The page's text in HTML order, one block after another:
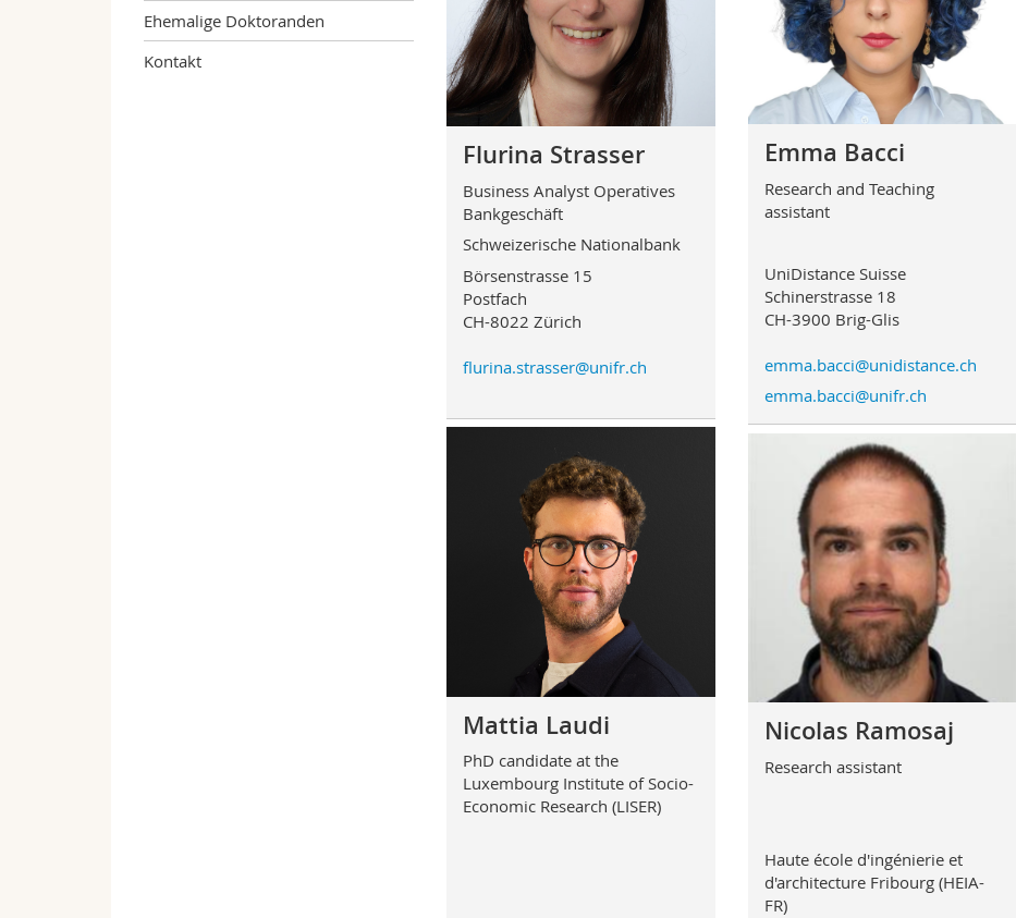
Ehemalige Doktoranden
Kontakt
Flurina Strasser
Business Analyst Operatives
Bankgeschäft
Schweizerische Nationalbank
Börsenstrasse 15
Postfach
CH-8022 Zürich
flurina.strasser@unifr.ch
Mattia Laudi
PhD candidate at the
Luxembourg Institute of Socio-
Economic Research (LISER)
Emma Bacci
Research and Teaching
assistant
UniDistance Suisse
Schinerstrasse 18
CH-3900 Brig-Glis
emma.bacci@unidistance.ch
emma.bacci@unifr.ch
Nicolas Ramosaj
Research assistant
Haute école d'ingénierie et
d'architecture Fribourg (HEIA-
FR)